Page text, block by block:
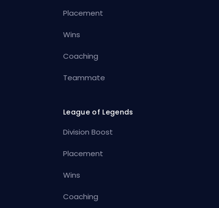
Placement
Wins
Coaching
Teammate
League of Legends
Division Boost
Placement
Wins
Coaching